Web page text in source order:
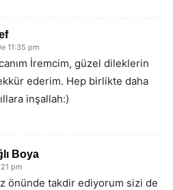
11:35 pm
İremcim, güzel dileklerin
ederim. Hep birlikte daha
inşallah:)
Boya
pm
önünde takdir ediyorum sizi de